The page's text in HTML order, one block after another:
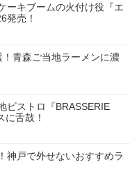
ーキブームの火付け役『エ
発売！
青森ご当地ラーメンに濃
ビストロ『BRASSERIE
に舌鼓！
神戸で外せないおすすめラ